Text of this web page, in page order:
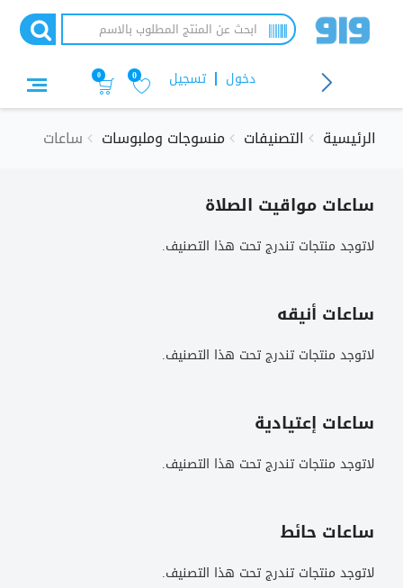
تسجيل دخول 0
0
الرئيسية التصنيفات منسوجات وملبوسات ساعات
ساعات مواقيت الصلاة
لاتوجد منتجات تندرج تحت هذا التصنيف.
ساعات أنيقه
لاتوجد منتجات تندرج تحت هذا التصنيف.
ساعات إعتيادية
لاتوجد منتجات تندرج تحت هذا التصنيف.
ساعات حائط
لاتوجد منتجات تندرج تحت هذا التصنيف.